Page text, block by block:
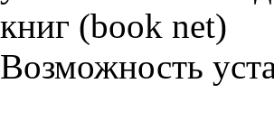
Возможность